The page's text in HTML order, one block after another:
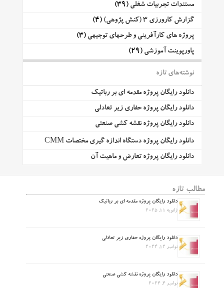
مستندات تجربیات شغلی (39)
گزارش کارورزی 3 (کنش پژوهی)
(4)
پروژه های کارآفرینی و طرحهای توجیهی (3)
پاورپوینت آموزشی (29)
نوشته‌های تازه
دانلود رایگان پروژه مقدمه ای بر رباتیک
دانلود رایگان پروژه حفاری زیر تعادلی
دانلود رایگان پروژه نقشه کشی صنعتی
دانلود رایگان پروژه دستگاه اندازه گیری مختصات CMM
دانلود رایگان پروژه تعارض و ماهیت آن
مطالب تازه
دانلود رایگان پروژه مقدمه ای بر رباتیک
ژانویه 11, 2025
دانلود رایگان پروژه حفاری زیر تعادلی
نوامبر 12, 2024
دانلود رایگان پروژه نقشه کشی صنعتی
نوامبر 4, 2024